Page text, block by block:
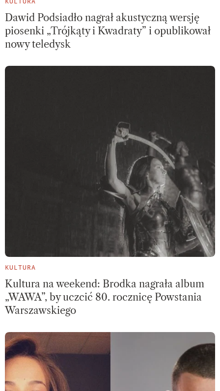
Dawid Podsiadło nagrał akustyczną wersję
piosenki „Trójkąty i Kwadraty” i opublikował
nowy teledysk
KULTURA
Kultura na weekend: Brodka nagrała album
„WAWA”, by uczcić 80. rocznicę Powstania
Warszawskiego